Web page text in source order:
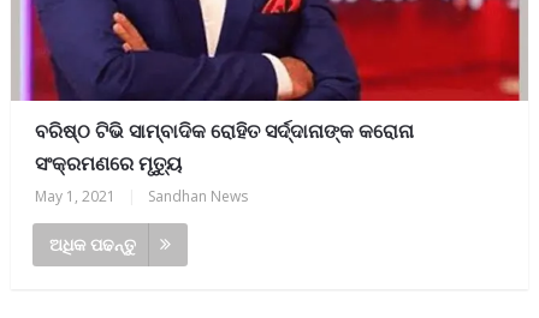
ବରିଷ୍ଠ ଟିଭି ସାମ୍ବାଦିକ ରୋହିତ ସର୍ଦ୍ଦାନାଙ୍କ କରୋନା
ସଂକ୍ରମଣରେ ମୃତ୍ୟୁ
May 1, 2021 Sandhan News
ଅଧିକ ପଢନ୍ତୁ